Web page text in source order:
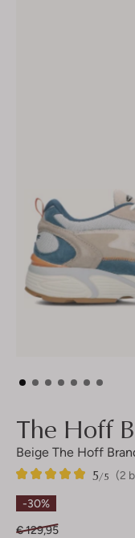
The Hoff
Beige The Hoff
(2
5/5
2
5
Sterren
-30%
€ 129,95